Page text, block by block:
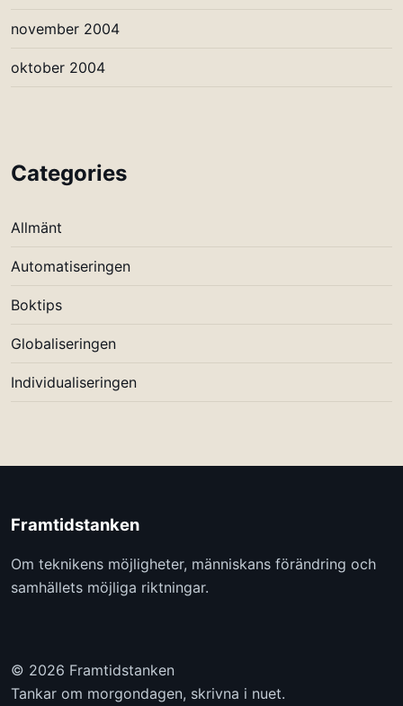
november 2004
oktober 2004
Categories
Allmänt
Automatiseringen
Boktips
Globaliseringen
Individualiseringen
Framtidstanken
Om teknikens möjligheter, människans förändring och
samhällets möjliga riktningar.
© 2026 Framtidstanken
Tankar om morgondagen, skrivna i nuet.